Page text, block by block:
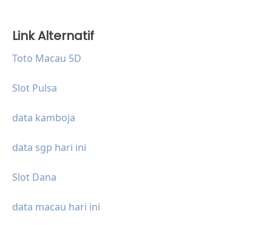
Link Alternatif
Toto Macau 5D
Slot Pulsa
data kamboja
data sgp hari ini
Slot Dana
data macau hari ini